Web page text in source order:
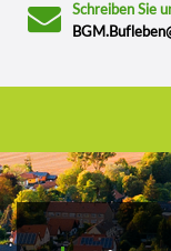
Schreiben Sie